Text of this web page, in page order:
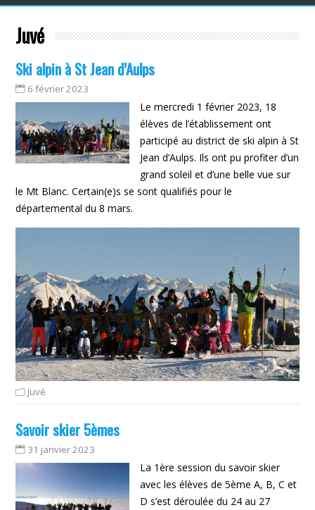
Juvé
Ski alpin à St Jean d’Aulps
6 février 2023
Le mercredi 1 février 2023, 18
élèves de l’établissement ont
participé au district de ski alpin à St
Jean d’Aulps. Ils ont pu profiter d’un
grand soleil et d’une belle vue sur
le Mt Blanc. Certain(e)s se sont qualifiés pour le
départemental du 8 mars.
Juvé
Savoir skier 5èmes
31 janvier 2023
La 1ère session du savoir skier
avec les élèves de 5ème A, B, C et
D s’est déroulée du 24 au 27